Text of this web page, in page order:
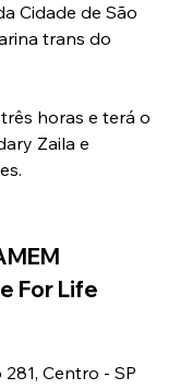
Cidade de São
trans do
horas e terá o
Zaila e
For Life
Centro - SP